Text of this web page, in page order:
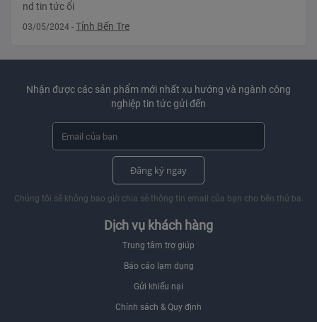
nd tin tức ổi
03/05/2024 - Tỉnh Bến Tre
Nhận được các sản phẩm mới nhất xu hướng và ngành công
nghiệp tin tức gửi đến
Đăng ký ngay
Chúng tôi sẽ không bao giờ chia sẻ thông tin email của bạn cho bên thứ ba.
Dịch vụ khách hàng
Trung tâm trợ giúp
Báo cáo lạm dụng
Gửi khiếu nại
Chính sách & Quy định